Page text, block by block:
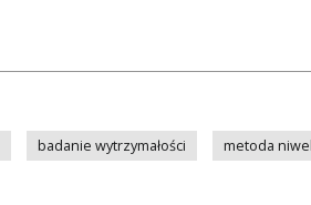
badanie wytrzymałości metoda